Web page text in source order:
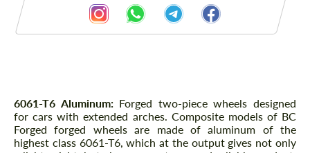
Description
6061-T6 Aluminum: Forged two-piece wheels designed
for cars with extended arches. Composite models of BC
Forged forged wheels are made of aluminum of the
highest class 6061-T6, which at the output gives not only